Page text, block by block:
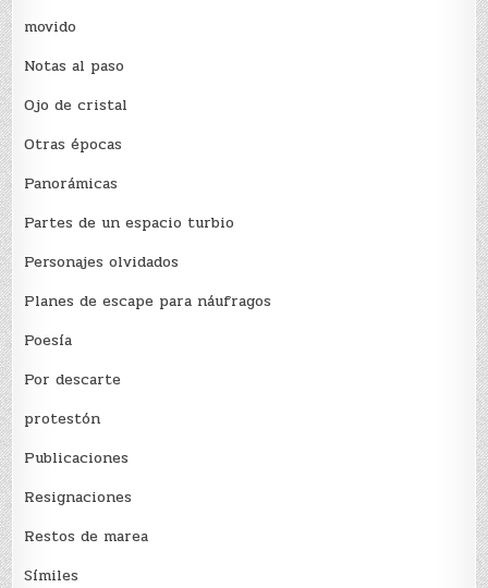
movido
Notas al paso
Ojo de cristal
Otras épocas
Panorámicas
Partes de un espacio turbio
Personajes olvidados
Planes de escape para náufragos
Poesía
Por descarte
protestón
Publicaciones
Resignaciones
Restos de marea
Sí­miles